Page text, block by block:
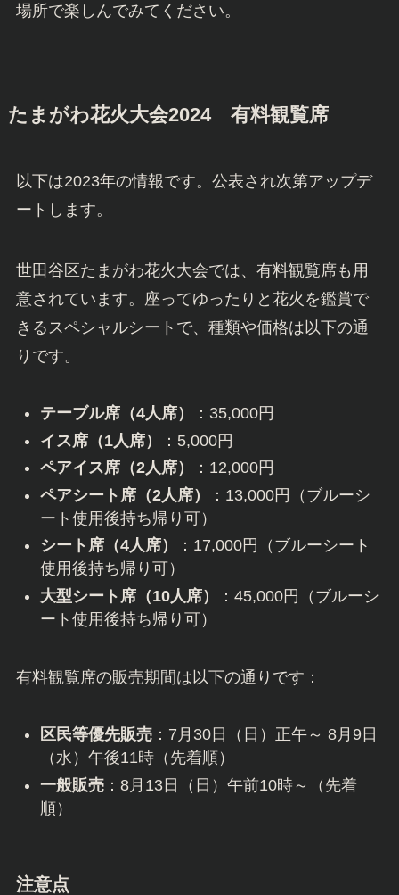
場所で楽しんでみてください。
たまがわ花火大会2024 有料観覧席
以下は2023年の情報です。公表され次第アップデ
ートします。
世田谷区たまがわ花火大会では、有料観覧席も用
意されています。座ってゆったりと花火を鑑賞で
きるスペシャルシートで、種類や価格は以下の通
りです。
テーブル席（4人席）
：35,000円
イス席（1人席）
：5,000円
ペアイス席（2人席）
：12,000円
ペアシート席（2人席）
：13,000円（ブルーシ
ート使用後持ち帰り可）
シート席（4人席）
：17,000円（ブルーシート
使用後持ち帰り可）
大型シート席（10人席）
：45,000円（ブルーシ
ート使用後持ち帰り可）
有料観覧席の販売期間は以下の通りです：
区民等優先販売：7月30日（日）正午～ 8月9日
（水）午後11時（先着順）
一般販売：8月13日（日）午前10時～（先着
順）
注意点